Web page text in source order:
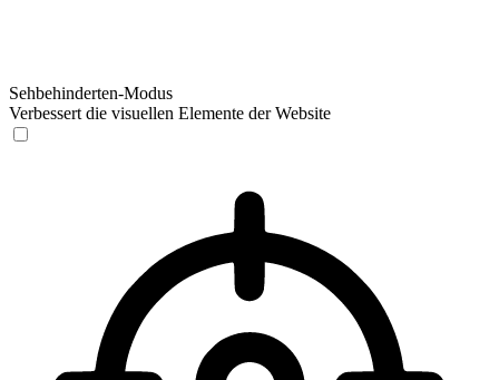
Sehbehinderten-Modus
Verbessert die visuellen Elemente der Website